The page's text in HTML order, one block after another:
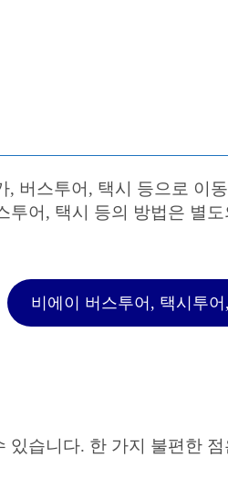
버스투어, 택시 등으로 이
어, 택시 등의 방법은 별
비에이 버스투어, 택시투
습니다. 한 가지 불편한